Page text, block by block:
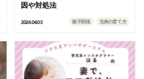
因や対処法
2024.04.03 親子関係 兄弟の育て方